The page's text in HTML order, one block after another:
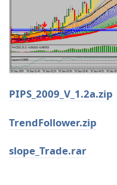
PIPS_2009_V_1.2a.zip
TrendFollower.zip
slope_Trade.rar